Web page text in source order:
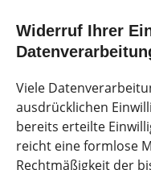
Widerruf Ihrer
Viele
ausdrücklichen
bereits erteilte
reicht eine formlose
Rechtmäßigkeit der